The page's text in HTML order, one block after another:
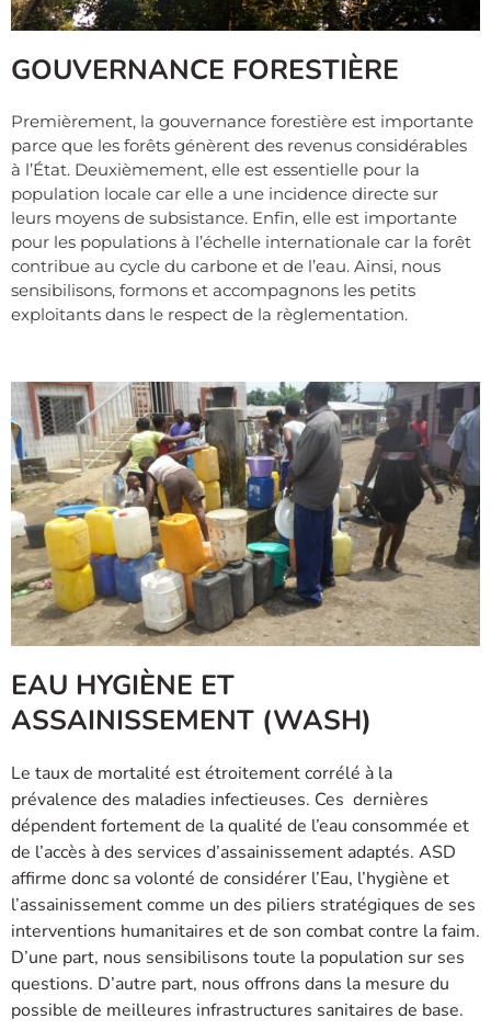
GOUVERNANCE FORESTIÈRE
Premièrement, la gouvernance forestière est importante
parce que les forêts génèrent des revenus considérables
à l’État. Deuxièmement, elle est essentielle pour la
population locale car elle a une incidence directe sur
leurs moyens de subsistance. Enfin, elle est importante
pour les populations à l’échelle internationale car la forêt
contribue au cycle du carbone et de l’eau. Ainsi, nous
sensibilisons, formons et accompagnons les petits
exploitants dans le respect de la règlementation.
EAU HYGIÈNE ET
ASSAINISSEMENT (WASH)
Le taux de mortalité est étroitement corrélé à la
prévalence des maladies infectieuses. Ces dernières
dépendent fortement de la qualité de l’eau consommée et
de l’accès à des services d’assainissement adaptés. ASD
affirme donc sa volonté de considérer l’Eau, l’hygiène et
l’assainissement comme un des piliers stratégiques de ses
interventions humanitaires et de son combat contre la faim.
D’une part, nous sensibilisons toute la population sur ses
questions. D’autre part, nous offrons dans la mesure du
possible de meilleures infrastructures sanitaires de base.